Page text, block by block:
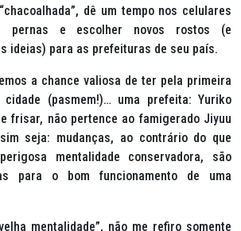
dê um tempo nos celulares
pernas e escolher novos rostos (e
ideias) para as prefeituras de seu país.
a chance valiosa de ter pela primeira
(pasmem!)… uma prefeita: Yuriko
frisar, não pertence ao famigerado Jiyuu
seja: mudanças, ao contrário do que
mentalidade conservadora, são
para o bom funcionamento de uma
mentalidade”, não me refiro somente